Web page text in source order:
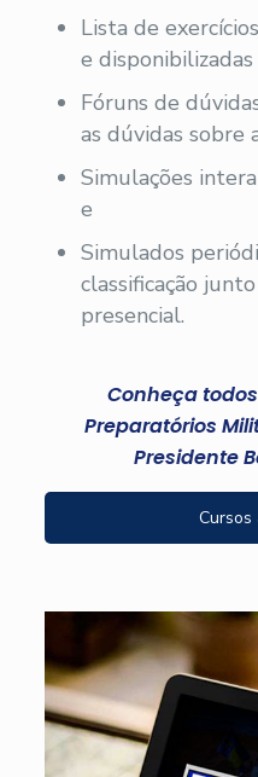
Lista de
e
Fóruns de
as dúvidas sobre
Simulações
e
Simulados
classificação
presencial.
Conheça
Preparatórios
Presidente
Cursos